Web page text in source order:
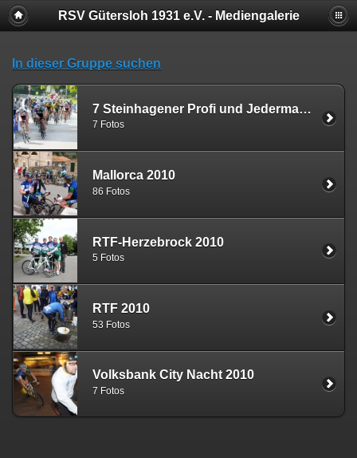
RSV Gütersloh 1931 e.V. - Mediengalerie
In dieser Gruppe suchen
7 Steinhagener Profi und Jedermann Radrennen
7 Fotos
Mallorca 2010
86 Fotos
RTF-Herzebrock 2010
5 Fotos
RTF 2010
53 Fotos
Volksbank City Nacht 2010
7 Fotos